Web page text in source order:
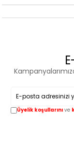
Üyelik koşullarını ve